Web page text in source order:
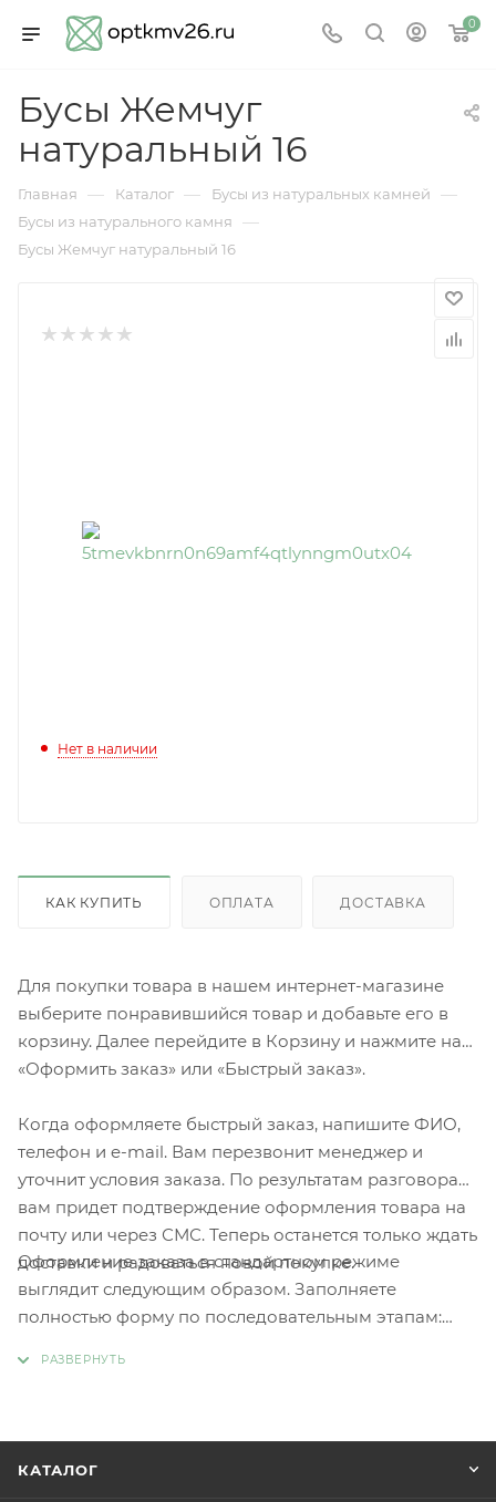
0
Бусы Жемчуг
натуральный 16
Главная — Каталог — Бусы из натуральных камней —
Бусы из натурального камня —
Бусы Жемчуг натуральный 16
Нет в наличии
КАК КУПИТЬ ОПЛАТА ДОСТАВКА
Для покупки товара в нашем интернет-магазине
выберите понравившийся товар и добавьте его в
корзину. Далее перейдите в Корзину и нажмите на
«Оформить заказ» или «Быстрый заказ».
Когда оформляете быстрый заказ, напишите ФИО,
телефон и e-mail. Вам перезвонит менеджер и
уточнит условия заказа. По результатам разговора
вам придет подтверждение оформления товара на
почту или через СМС. Теперь останется только ждать
доставки и радоваться новой покупке.
Оформление заказа в стандартном режиме
выглядит следующим образом. Заполняете
полностью форму по последовательным этапам:
КАТАЛОГ